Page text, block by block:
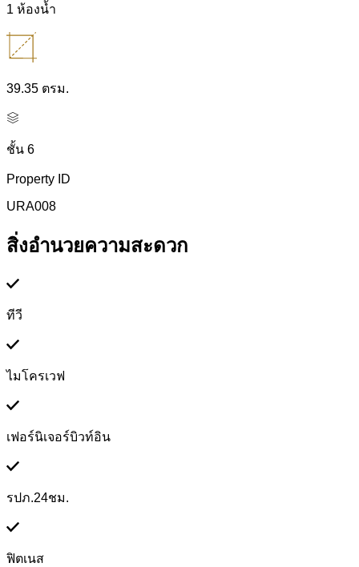
1 ห้องน้ำ
39.35 ตรม.
ชั้น 6
Property ID
URA008
สิ่งอำนวยความสะดวก
ทีวี
ไมโครเวฟ
เฟอร์นิเจอร์บิวท์อิน
รปภ.24ชม.
ฟิตเนส